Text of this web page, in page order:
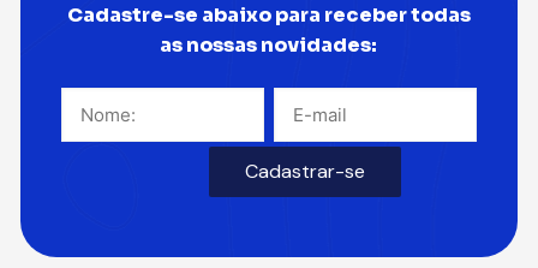
Cadastre-se abaixo para receber todas
as nossas novidades: